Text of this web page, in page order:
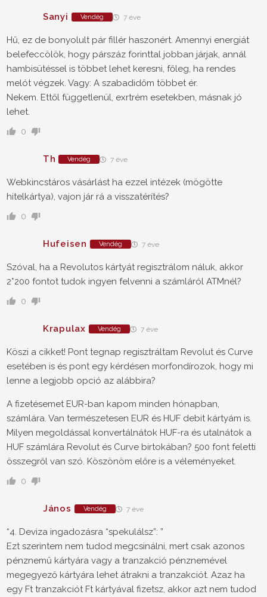
Sanyi Vendég 7 éve
Hű, ez de bonyolult pár fillér haszonért. Amennyi energiát
belefeccölök, hogy párszáz forinttal jobban járjak, annál
hambisütéssel is többet lehet keresni, főleg, ha rendes
melót végzek. Vagy: A szabadidőm többet ér.
Nekem. Ettől függetlenül, exrtrém esetekben, másnak jó
lehet.
0
Th Vendég 7 éve
Webkincstáros vásárlást ha ezzel intézek (mögötte
hitelkártya), vajon jár rá a visszatérítés?
0
Hufeisen Vendég 7 éve
Szóval, ha a Revolutos kártyát regisztrálom náluk, akkor
2*200 fontot tudok ingyen felvenni a számláról ATMnél?
0
Krapulax Vendég 7 éve
Köszi a cikket! Pont tegnap regisztráltam Revolut és Curve
esetében is és pont egy kérdésen morfondírozok, hogy mi
lenne a legjobb opció az alábbira?
A fizetésemet EUR-ban kapom minden hónapban,
számlára. Van természetesen EUR és HUF debit kártyám is.
Milyen megoldással konvertálnátok HUF-ra és utalnátok a
HUF számlára Revolut és Curve birtokában? 500 font feletti
összegről van szó. Köszönöm előre is a véleményeket.
0
János Vendég 7 éve
“4. Deviza ingadozásra “spekulálsz”: ”
Ezt szerintem nem tudod megcsinálni, mert csak azonos
pénznemű kártyára vagy a tranzakció pénznemével
megegyező kártyára lehet átrakni a tranzakciót. Azaz ha
egy Ft tranzakciót Ft kártyával fizetsz, akkor azt nem tudod